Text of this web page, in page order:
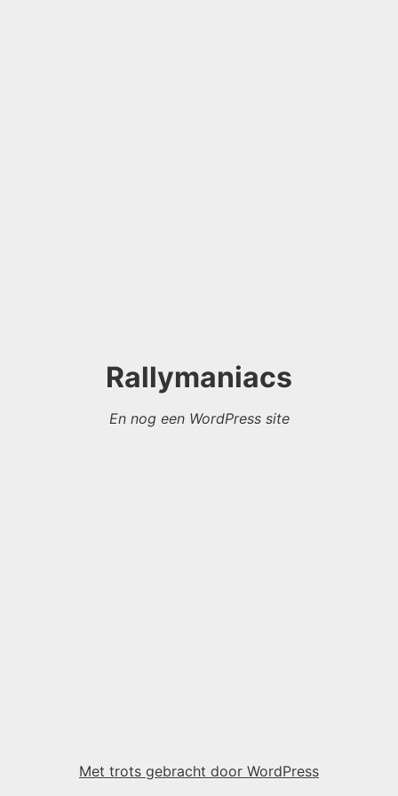
Rallymaniacs
En nog een WordPress site
Met trots gebracht door WordPress